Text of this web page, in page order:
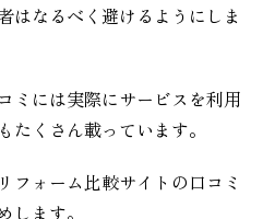
はなるべく避けるようにしま
ミには実際にサービスを利用
たくさん載っています。
フォーム比較サイトの口コミ
します。